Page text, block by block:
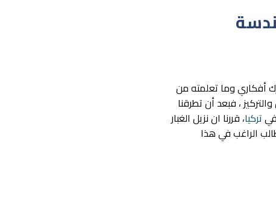
أفكاري وما تعلمته من
، فبعد أن تطرقنا
تركيا، قررنا ان نزيل الغبار
الراغب في هذا